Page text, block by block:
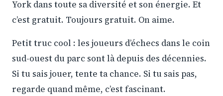
York dans toute sa diversité et son énergie. Et
c’est gratuit. Toujours gratuit. On aime.
Petit truc cool : les joueurs d’échecs dans le coin
sud-ouest du parc sont là depuis des décennies.
Si tu sais jouer, tente ta chance. Si tu sais pas,
regarde quand même, c’est fascinant.